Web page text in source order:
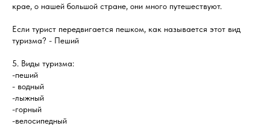
крае, о нашей большой стране, они много путешествуют.
Если турист передвигается пешком, как называется этот вид
туризма? - Пеший
5. Виды туризма:
-пеший
- водный
-лыжный
-горный
-велосипедный